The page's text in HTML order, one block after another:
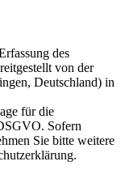
des
von der
Deutschland) in
für die
Sofern
Sie bitte weitere